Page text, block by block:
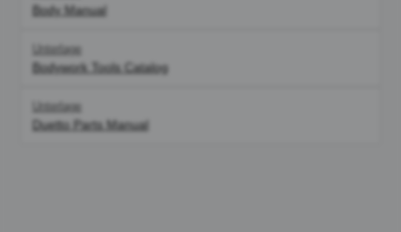
Body Manual
Unterlage
Bodywork Tools Catalog
Unterlage
Duetto Parts Manual